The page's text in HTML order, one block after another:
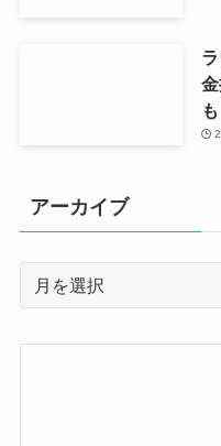
も
アーカイブ